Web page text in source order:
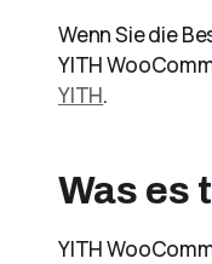
Wenn Sie die
YITH
YITH.
Was es
YITH